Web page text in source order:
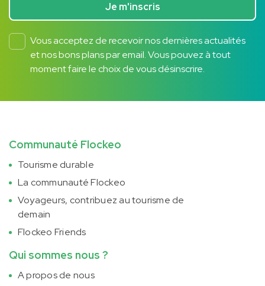
Je m'inscris
Vous acceptez de recevoir nos dernières actualités
et nos bons plans par email. Vous pouvez à tout
moment faire le choix de vous désinscrire.
Communauté Flockeo
Tourisme durable
La communauté Flockeo
Voyageurs, contribuez au tourisme de
demain
Flockeo Friends
Qui sommes nous ?
A propos de nous